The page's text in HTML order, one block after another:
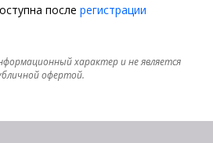
после регистрации
характер и не является
офертой.